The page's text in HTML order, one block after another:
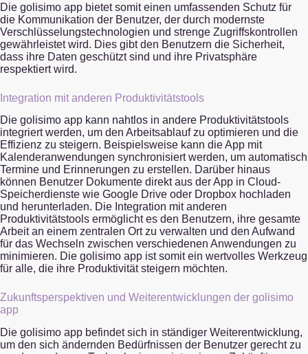
Die golisimo app bietet somit einen umfassenden Schutz für
die Kommunikation der Benutzer, der durch modernste
Verschlüsselungstechnologien und strenge Zugriffskontrollen
gewährleistet wird. Dies gibt den Benutzern die Sicherheit,
dass ihre Daten geschützt sind und ihre Privatsphäre
respektiert wird.
Integration mit anderen Produktivitätstools
Die golisimo app kann nahtlos in andere Produktivitätstools
integriert werden, um den Arbeitsablauf zu optimieren und die
Effizienz zu steigern. Beispielsweise kann die App mit
Kalenderanwendungen synchronisiert werden, um automatisch
Termine und Erinnerungen zu erstellen. Darüber hinaus
können Benutzer Dokumente direkt aus der App in Cloud-
Speicherdienste wie Google Drive oder Dropbox hochladen
und herunterladen. Die Integration mit anderen
Produktivitätstools ermöglicht es den Benutzern, ihre gesamte
Arbeit an einem zentralen Ort zu verwalten und den Aufwand
für das Wechseln zwischen verschiedenen Anwendungen zu
minimieren. Die golisimo app ist somit ein wertvolles Werkzeug
für alle, die ihre Produktivität steigern möchten.
Zukunftsperspektiven und Weiterentwicklungen der golisimo
app
Die golisimo app befindet sich in ständiger Weiterentwicklung,
um den sich ändernden Bedürfnissen der Benutzer gerecht zu